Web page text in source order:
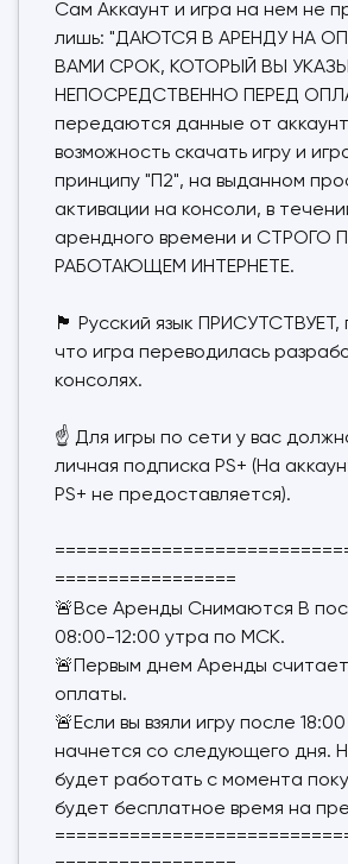
Сам Аккаунт и игра на нем не
лишь: "ДАЮТСЯ В АРЕНДУ НА
ВАМИ СРОК, КОТОРЫЙ ВЫ
НЕПОСРЕДСТВЕННО ПЕРЕД
передаются данные от
возможность скачать игру и
принципу "П2", на выданном
активации на консоли, в
арендного времени и СТРОГО
РАБОТАЮЩЕМ ИНТЕРНЕТЕ.
🏴 Русский язык ПРИСУТСТВУЕТ,
что игра переводилась
консолях.
☝ Для игры по сети у вас
личная подписка PS+ (На
PS+ не предоставляется).
=================
🚨Все Аренды Снимаются В
08:00-12:00 утра по МСК.
🚨Первым днем Аренды
оплаты.
🚨Если вы взяли игру после
начнется со следующего дня.
будет работать с момента
будет бесплатное время на